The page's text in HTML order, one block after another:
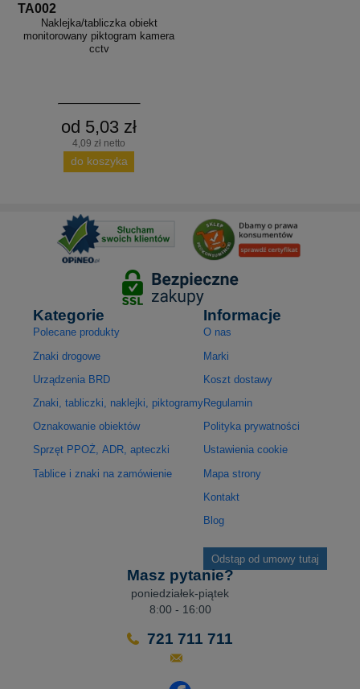
TA002
Naklejka/tabliczka obiekt
monitorowany piktogram kamera
cctv
od 5,03 zł
4,09 zł netto
do koszyka
Kategorie
Polecane produkty
Znaki drogowe
Urządzenia BRD
Znaki, tabliczki, naklejki, piktogramy
Oznakowanie obiektów
Sprzęt PPOŻ, ADR, apteczki
Tablice i znaki na zamówienie
Informacje
O nas
Marki
Koszt dostawy
Regulamin
Polityka prywatności
Ustawienia cookie
Mapa strony
Kontakt
Blog
Odstąp od umowy tutaj
Masz pytanie?
poniedziałek-piątek
8:00 - 16:00
721 711 711